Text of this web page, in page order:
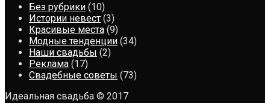
Без рубрики (10)
Истории невест (3)
Красивые места (9)
Модные тенденции (34)
Наши свадьбы (2)
Реклама (17)
Свадебные советы (73)
Идеальная свадьба © 2017